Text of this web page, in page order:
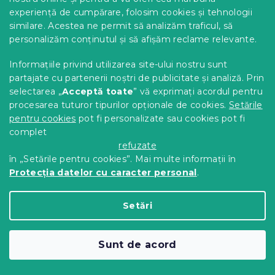
experiență de cumpărare, folosim cookies și tehnologii
similare. Acestea ne permit să analizăm traficul, să
personalizăm conținutul și să afișăm reclame relevante.
Informațiile privind utilizarea site-ului nostru sunt
partajate cu partenerii noștri de publicitate și analiză. Prin
selectarea „Acceptă toate” vă exprimați acordul pentru
procesarea tuturor tipurilor opționale de cookies. Setările
pentru cookies pot fi personalizate sau cookies pot fi
complet
refuzate
în „Setările pentru cookies”. Mai multe informații în
Protecția datelor cu caracter personal.
Setări
Sunt de acord
Masuta mobila pe roti TAYLOR SONOMA
50x35cm
10 zile